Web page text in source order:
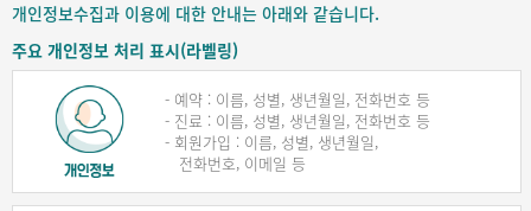
개인정보수집과 이용에 대한 안내는 아래와 같습니다.
주요 개인정보 처리 표시(라벨링)
- 예약 : 이름, 성별, 생년월일, 전화번호 등
- 진료 : 이름, 성별, 생년월일, 전화번호 등
- 회원가입 : 이름, 성별, 생년월일,
전화번호, 이메일 등